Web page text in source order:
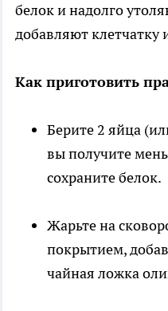
белок и надолго
добавляют клетчатку
Как приготовить
Берите 2 яйца
вы получите
сохраните белок.
Жарьте на
покрытием,
чайная ложка